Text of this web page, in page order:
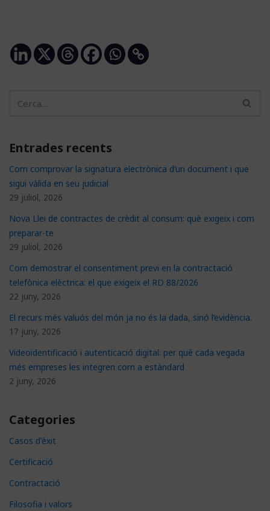
Entrades recents
Com comprovar la signatura electrònica d’un document i que
sigui vàlida en seu judicial
29 juliol, 2026
Nova Llei de contractes de crèdit al consum: què exigeix i com
preparar-te
29 juliol, 2026
Com demostrar el consentiment previ en la contractació
telefònica elèctrica: el que exigeix el RD 88/2026
22 juny, 2026
El recurs més valuós del món ja no és la dada, sinó l’evidència.
17 juny, 2026
Videoidentificació i autenticació digital: per què cada vegada
més empreses les integren com a estàndard
2 juny, 2026
Categories
Casos d'èxit
Certificació
Contractació
Filosofia i valors